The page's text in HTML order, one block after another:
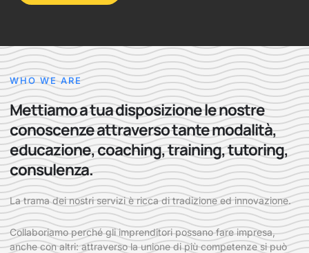
WHO WE ARE
Mettiamo a tua disposizione le nostre
conoscenze attraverso tante modalità,
educazione, coaching, training, tutoring,
consulenza.
La trama dei nostri servizi è ricca di tradizione ed innovazione.
Collaboriamo perché gli imprenditori possano fare impresa,
anche con altri: attraverso la unione di più competenze si può